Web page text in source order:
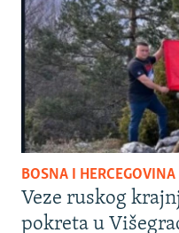
BOSNA I HERCEGOVINA
Veze ruskog
pokreta u